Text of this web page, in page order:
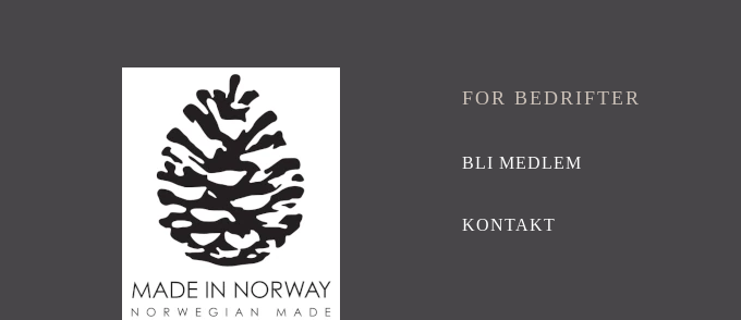
FOR BEDRIFTER
BLI MEDLEM
KONTAKT